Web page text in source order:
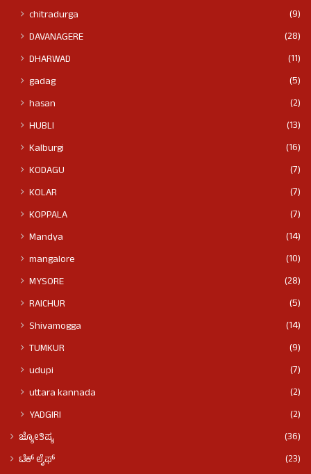
chitradurga
(9)
DAVANAGERE
(28)
DHARWAD
(11)
gadag
(5)
hasan
(2)
HUBLI
(13)
Kalburgi
(16)
KODAGU
(7)
KOLAR
(7)
KOPPALA
(7)
Mandya
(14)
mangalore
(10)
MYSORE
(28)
RAICHUR
(5)
Shivamogga
(14)
TUMKUR
(9)
udupi
(7)
uttara kannada
(2)
YADGIRI
(2)
ಜ್ಯೋತಿಷ್ಯ
(36)
ಟೆಕ್ ಲೈಫ್
(23)